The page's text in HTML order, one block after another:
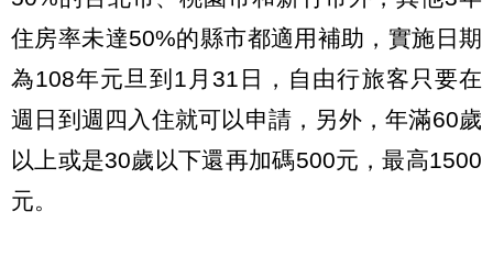
住房率未達50%的縣市都適用補助，實施日期
為108年元旦到1月31日，自由行旅客只要在
週日到週四入住就可以申請，另外，年滿60歲
以上或是30歲以下還再加碼500元，最高1500
元。